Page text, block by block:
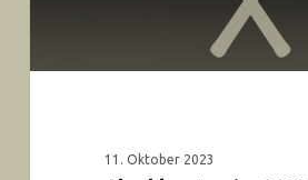
11. Oktober 2023